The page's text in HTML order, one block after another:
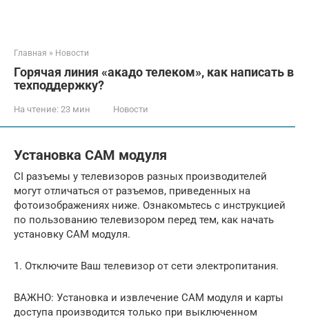
Главная » Новости
Горячая линия «акадо телеком», как написать в
техподдержку?
На чтение: 23 мин Новости
Установка CAM модуля
CI разъемы у телевизоров разных производителей
могут отличаться от разъемов, приведенных на
фотоизображениях ниже. Ознакомьтесь с инструкцией
по пользованию телевизором перед тем, как начать
установку CAM модуля.
1. Отключите Ваш телевизор от сети электропитания.
ВАЖНО: Установка и извлечение CAM модуля и карты
доступа производится только при выключенном